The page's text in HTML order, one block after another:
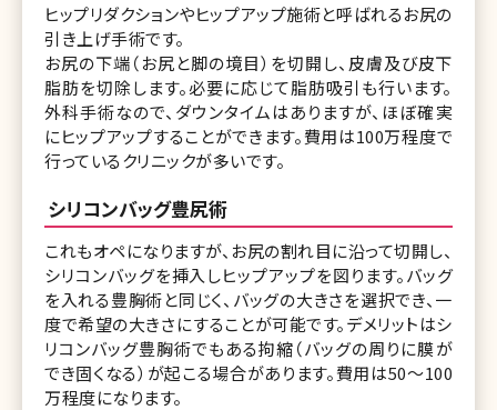
ヒップリダクションやヒップアップ施術と呼ばれるお尻の
引き上げ手術です。
お尻の下端（お尻と脚の境目）を切開し、皮膚及び皮下
脂肪を切除します。必要に応じて脂肪吸引も行います。
外科手術なので、ダウンタイムはありますが、ほぼ確実
にヒップアップすることができます。費用は100万程度で
行っているクリニックが多いです。
シリコンバッグ豊尻術
これもオペになりますが、お尻の割れ目に沿って切開し、
シリコンバッグを挿入しヒップアップを図ります。バッグ
を入れる豊胸術と同じく、バッグの大きさを選択でき、一
度で希望の大きさにすることが可能です。デメリットはシ
リコンバッグ豊胸術でもある拘縮（バッグの周りに膜が
でき固くなる）が起こる場合があります。費用は50～100
万程度になります。